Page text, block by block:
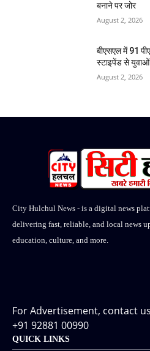
बनाने पर जोर
August 2, 2026
बीएसएल में 91
स्टाइपेंड से युवाओं
August 2, 2026
City Hulchul News - is a digital news
delivering fast, reliable, and local news
education, culture, and more.
For Advertisement, contact
+91 92881 00990
QUICK LINKS